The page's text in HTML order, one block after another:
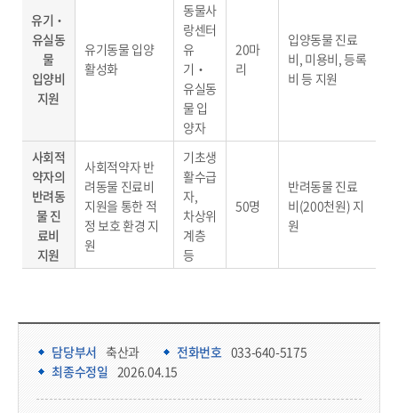
유기‧
유실동
물
입양비
지원
유기동물 입양
활성화
동물사
랑센터
유
기‧
유실동
물 입
양자
20마
리
입양동물 진료
비, 미용비, 등록
비 등 지원
사회적
약자의
반려동
물 진
료비
지원
사회적약자 반
려동물 진료비
지원을 통한 적
정 보호 환경 지
원
기초생
활수급
자,
차상위
계층
등
50명
반려동물 진료
비(200천원) 지
원
담당부서 정보 & 컨텐츠 만족도 조사 & 공공저작물 자유이용 허락 표시
담당부서 축산과 전화번호 033-640-5175
최종수정일 2026.04.15